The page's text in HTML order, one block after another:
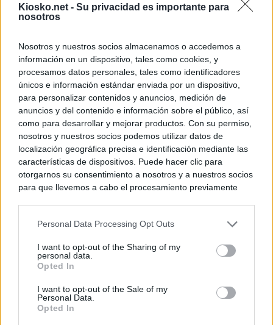
Kiosko.net - Su privacidad es importante para
nosotros
Nosotros y nuestros socios almacenamos o accedemos a
información en un dispositivo, tales como cookies, y
procesamos datos personales, tales como identificadores
únicos e información estándar enviada por un dispositivo,
para personalizar contenidos y anuncios, medición de
anuncios y del contenido e información sobre el público, así
como para desarrollar y mejorar productos. Con su permiso,
nosotros y nuestros socios podemos utilizar datos de
localización geográfica precisa e identificación mediante las
características de dispositivos. Puede hacer clic para
otorgarnos su consentimiento a nosotros y a nuestros socios
para que llevemos a cabo el procesamiento previamente
negar su consentimiento. Tenga en cuenta que algún
de su consentimiento, pero usted tiene el derecho de
rechazar tal procesamiento. Sus preferencias se aplicarán
cualquier momento entrando de nuevo en este sitio web o
visitando nuestra política de privacidad.
Personal Data Processing Opt Outs
I want to opt-out of the Sharing of my
personal data.
Opted In
I want to opt-out of the Sale of my
Personal Data.
Opted In